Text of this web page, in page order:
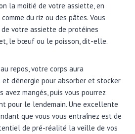
la moitié de votre assiette, en
du riz ou des pâtes. Vous
votre assiette de protéines
le bœuf ou le poisson, dit-elle.
repos, votre corps aura
d’énergie pour absorber et stocker
avez mangés, puis vous pourrez
pour le lendemain. Une excellente
que vous vous entraînez est de
de pré-réalité la veille de vos